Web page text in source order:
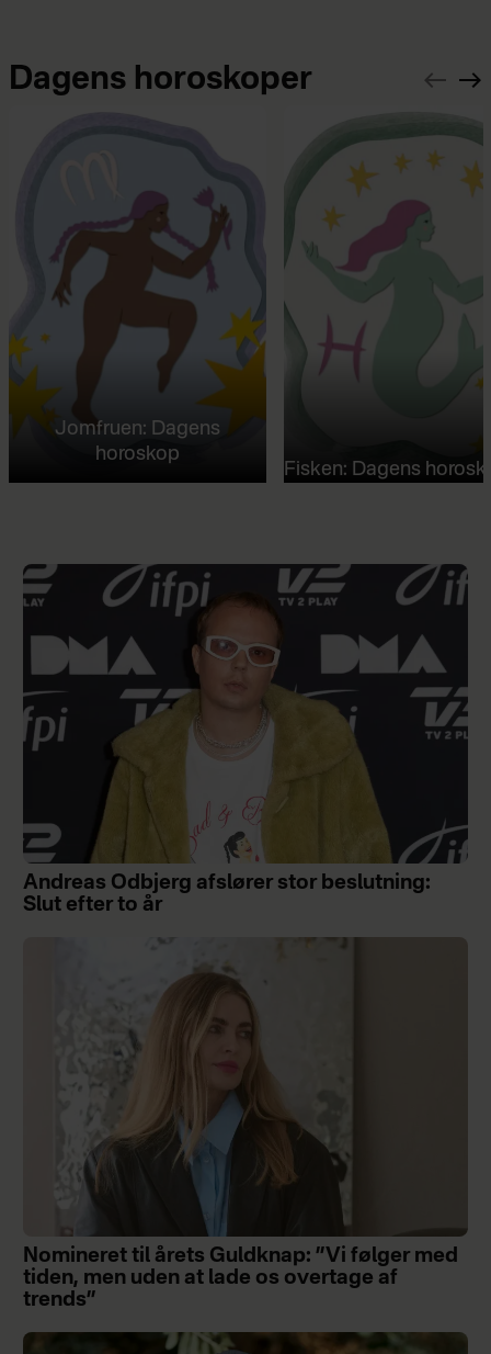
Dagens horoskoper
Jomfruen: Dagens
horoskop
Fisken: Dagens
Andreas Odbjerg afslører stor beslutning:
Slut efter to år
Nomineret til årets Guldknap: ”Vi følger med
tiden, men uden at lade os overtage af
trends”